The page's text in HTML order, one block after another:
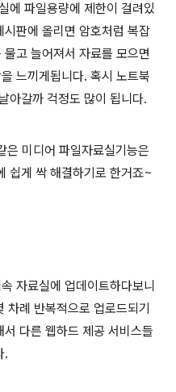
에 파일용량에 제한이 걸려있
판에 올리면 암호처럼 복잡
고 늘어져서 자료를 모으면
느끼게됩니다. 혹시 노트북
아갈까 걱정도 많이 됩니다.
미디어 파일자료실기능은
쉽게 싹 해결하기로 한거죠~
자료실에 업데이트하다보니
례 반복적으로 업로드되기
다른 웹하드 제공 서비스들
.